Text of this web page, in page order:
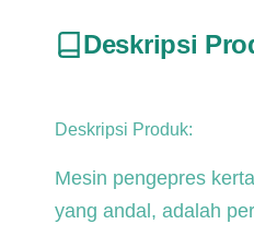
Deskripsi
Deskripsi Produk:
Mesin pengepres
yang andal, adalah